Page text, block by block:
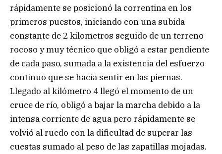
rápidamente se posicionó la correntina en los
primeros puestos, iniciando con una subida
constante de 2 kilometros seguido de un terreno
rocoso y muy técnico que obligó a estar pendiente
de cada paso, sumada a la existencia del esfuerzo
continuo que se hacía sentir en las piernas.
Llegado al kilómetro 4 llegó el momento de un
cruce de río, obligó a bajar la marcha debido a la
intensa corriente de agua pero rápidamente se
volvió al ruedo con la dificultad de superar las
cuestas sumado al peso de las zapatillas mojadas.